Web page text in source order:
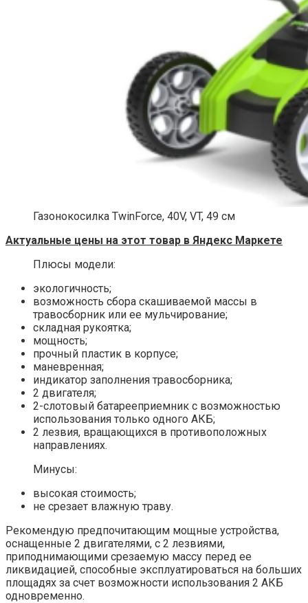
Газонокосилка TwinForce, 40V, VT, 49 см
Актуальные цены на этот товар в Яндекс Маркете
Плюсы модели:
экологичность;
возможность сбора скашиваемой массы в
травосборник или ее мульчирование;
складная рукоятка;
мощность;
прочный пластик в корпусе;
маневренная;
индикатор заполнения травосборника;
2 двигателя;
2-слотовый батарееприемник с возможностью
использования только одного АКБ;
2 лезвия, вращающихся в противоположных
направлениях.
Минусы:
высокая стоимость;
не срезает влажную траву.
Рекомендую предпочитающим мощные устройства,
оснащенные 2 двигателями, с 2 лезвиями,
приподнимающими срезаемую массу перед ее
ликвидацией, способные эксплуатироваться на больших
площадях за счет возможности использования 2 АКБ
одновременно.